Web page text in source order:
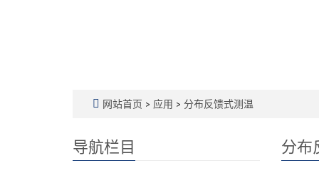
网站首页 > 应用 > 分布反馈式测温
分布
导航栏目